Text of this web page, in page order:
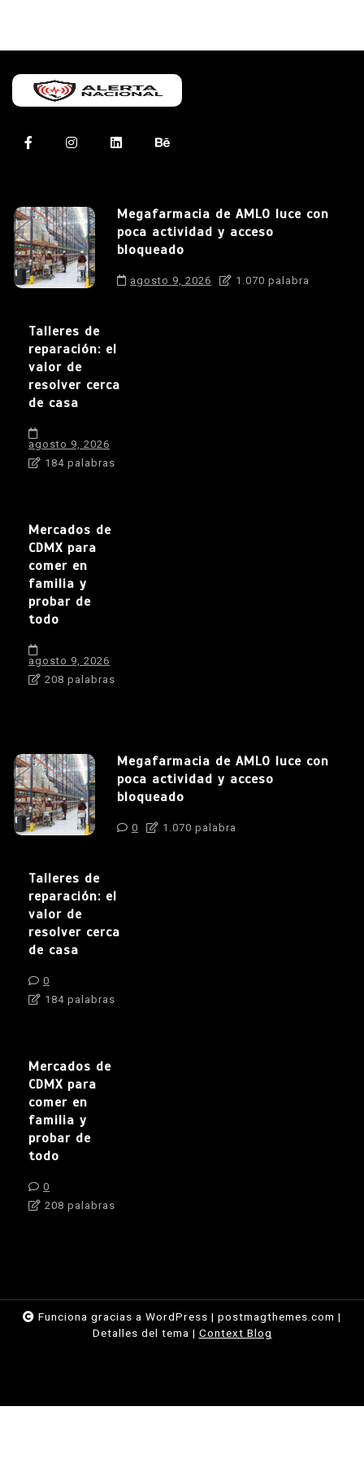
Megafarmacia de AMLO luce con
poca actividad y acceso
bloqueado
agosto 9, 2026 1.070 palabra
Talleres de
reparación: el
valor de
resolver cerca
de casa
agosto 9, 2026
184 palabras
Mercados de
CDMX para
comer en
familia y
probar de
todo
agosto 9, 2026
208 palabras
Megafarmacia de AMLO luce con
poca actividad y acceso
bloqueado
0 1.070 palabra
Talleres de
reparación: el
valor de
resolver cerca
de casa
0
184 palabras
Mercados de
CDMX para
comer en
familia y
probar de
todo
0
208 palabras
Funciona gracias a WordPress | postmagthemes.com |
Detalles del tema | Context Blog